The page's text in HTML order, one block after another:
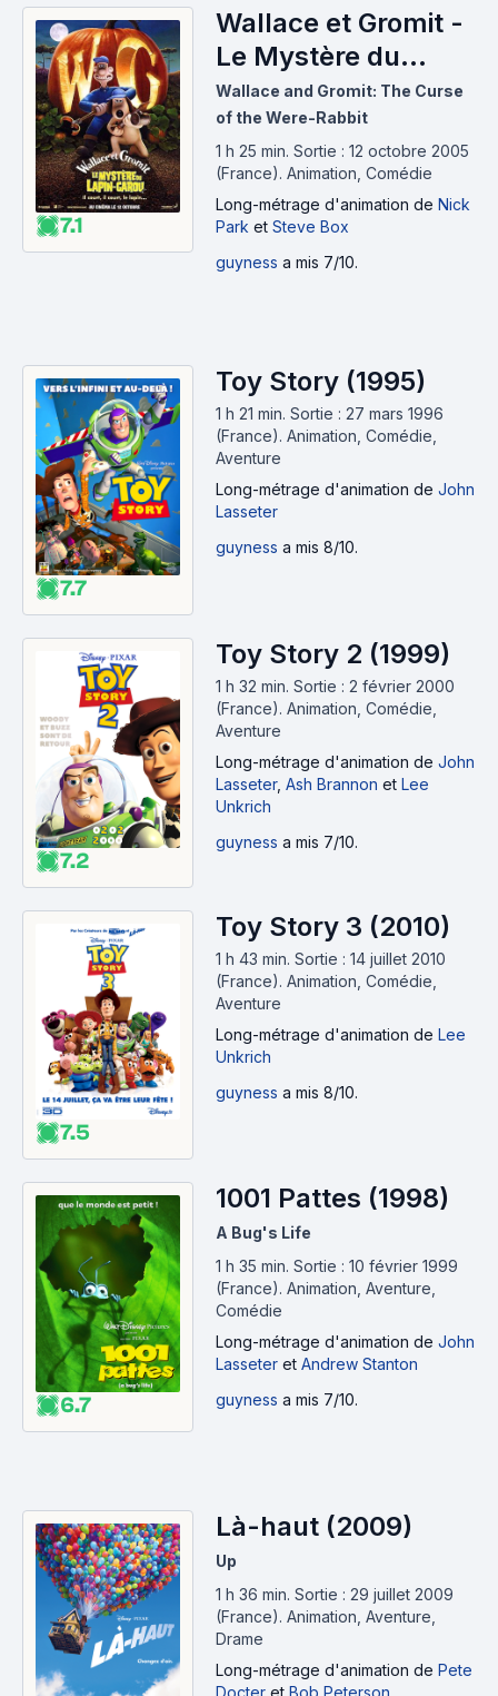
7.1
Wallace et Gromit -
Le Mystère du
Lapin-garou (2005)
Wallace and Gromit: The Curse
of the Were-Rabbit
1 h 25 min. Sortie : 12 octobre 2005
(France). Animation, Comédie
Long-métrage d'animation de Nick
Park et Steve Box
guyness a mis 7/10.
7.7
Toy Story (1995)
1 h 21 min. Sortie : 27 mars 1996
(France). Animation, Comédie,
Aventure
Long-métrage d'animation de John
Lasseter
guyness a mis 8/10.
7.2
Toy Story 2 (1999)
1 h 32 min. Sortie : 2 février 2000
(France). Animation, Comédie,
Aventure
Long-métrage d'animation de John
Lasseter, Ash Brannon et Lee
Unkrich
guyness a mis 7/10.
7.5
Toy Story 3 (2010)
1 h 43 min. Sortie : 14 juillet 2010
(France). Animation, Comédie,
Aventure
Long-métrage d'animation de Lee
Unkrich
guyness a mis 8/10.
6.7
1001 Pattes (1998)
A Bug's Life
1 h 35 min. Sortie : 10 février 1999
(France). Animation, Aventure,
Comédie
Long-métrage d'animation de John
Lasseter et Andrew Stanton
guyness a mis 7/10.
Là-haut (2009)
Up
1 h 36 min. Sortie : 29 juillet 2009
(France). Animation, Aventure,
Drame
Long-métrage d'animation de Pete